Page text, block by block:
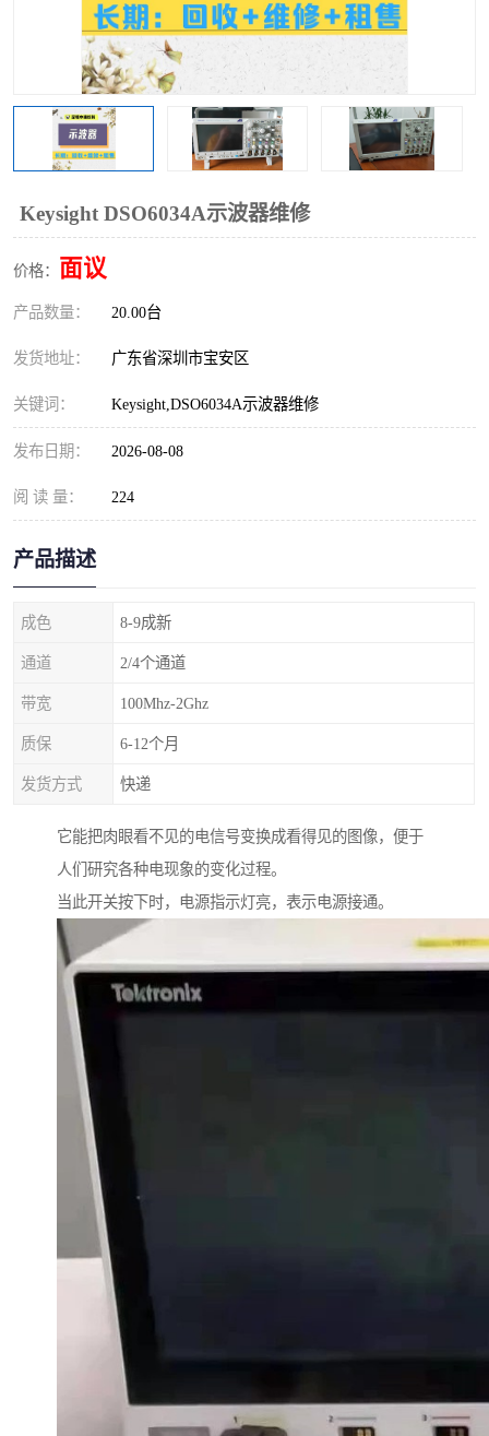
Keysight DSO6034A示波器维修
价格： 面议
产品数量： 20.00台
发货地址： 广东省深圳市宝安区
关键词： Keysight,DSO6034A示波器维修
发布日期： 2026-08-08
阅 读 量： 224
产品描述
成色 8-9成新
通道 2/4个通道
带宽 100Mhz-2Ghz
质保 6-12个月
发货方式 快递
它能把肉眼看不见的电信号变换成看得见的图像，便于
人们研究各种电现象的变化过程。
当此开关按下时，电源指示灯亮，表示电源接通。